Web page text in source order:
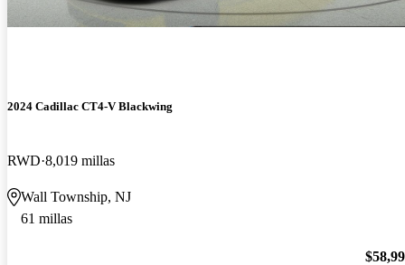
2024 Cadillac CT4-V Blackwing
RWD 8,019 millas
Wall Township, NJ
61 millas